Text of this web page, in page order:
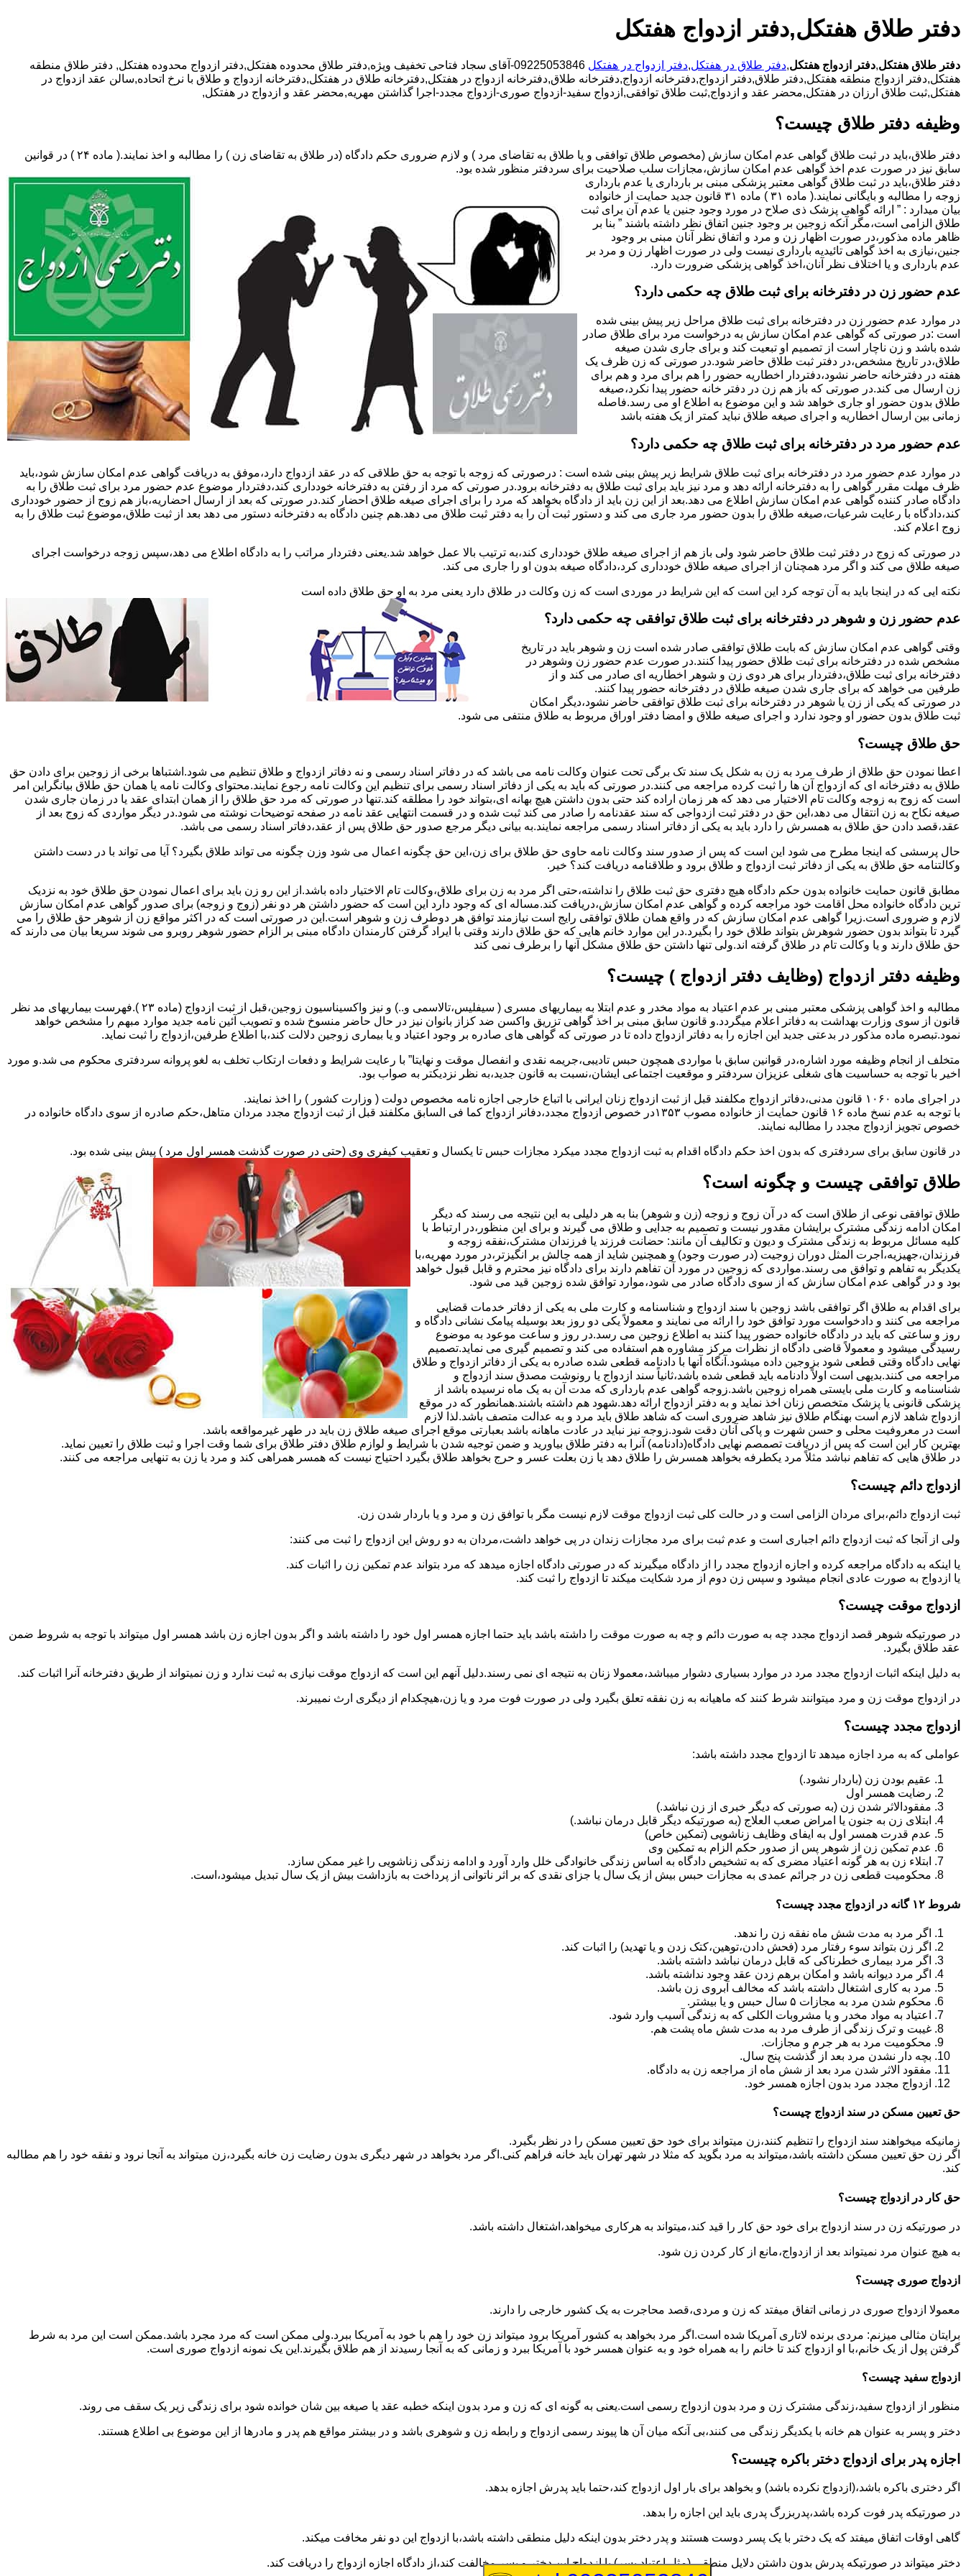
دفتر طلاق هفتکل,دفتر ازدواج هفتکل
دفتر طلاق هفتکل,دفتر ازدواج هفتکل,دفتر طلاق در هفتکل,دفتر ازدواج در هفتکل
دفتر طلاق منطقه
هفتکل,دفتر ازدواج منطقه هفتکل,دفتر طلاق,دفتر ازدواج,دفترخانه ازدواج,دفترخانه طلاق,دفترخانه ازدواج در هفتکل,دفترخانه طلاق در هفتکل,دفترخانه ازدواج و طلاق با نرخ اتحاده,سالن عقد ازدواج در
هفتکل,ثبت طلاق ارزان در هفتکل,محضر عقد و ازدواج,ثبت طلاق توافقی,ازدواج سفید-ازدواج صوری-ازدواج مجدد-اجرا گذاشتن مهریه,محضر عقد و ازدواج در هفتکل,
وظیفه دفتر طلاق چیست؟
دفتر طلاق،باید در ثبت طلاق گواهی عدم امکان سازش (مخصوص طلاق توافقی و یا طلاق به تقاضای مرد ) و لازم ضروری حکم دادگاه (در طلاق به تقاضای زن ) را مطالبه و اخذ نمایند.( ماده ۲۴ ) در قوانین
سابق نیز در صورت عدم اخذ گواهی عدم امکان سازش،مجازات سلب صلاحیت برای سردفتر منظور شده بود.
دفتر طلاق،باید در ثبت طلاق گواهی معتبر پزشکی مبنی بر بارداری یا عدم بارداری
زوجه را مطالبه و بایگانی نمایند.( ماده ۳۱ ) ماده ۳۱ قانون جدید حمایت از خانواده
بیان میدارد : ” ارائه گواهی پزشک ذی صلاح در مورد وجود جنین یا عدم آن برای ثبت
طلاق الزامی است،مگر آنکه زوجین بر وجود جنین اتفاق نظر داشته باشند ” بنا بر
ظاهر ماده مذکور،در صورت اظهار زن و مرد و اتفاق نظر آنان مبنی بر وجود
جنین،نیازی به اخذ گواهی تائیدیه بارداری نیست ولی در صورت اظهار زن و مرد بر
عدم بارداری و یا اختلاف نظر آنان،اخذ گواهی پزشکی ضرورت دارد.
عدم حضور زن در دفترخانه برای ثبت طلاق چه حکمی دارد؟
در موارد عدم حضور زن در دفترخانه برای ثبت طلاق مراحل زیر پیش بینی شده
است :در صورتی که گواهی عدم امکان سازش به درخواست مرد برای طلاق صادر
شده باشد و زن ناچار است از تصمیم او تبعیت کند و برای جاری شدن صیغه
طلاق،در تاریخ مشخص،در دفتر ثبت طلاق حاضر شود.در صورتی که زن ظرف یک
هفته در دفترخانه حاضر نشود،دفتردار اخطاریه حضور را هم برای مرد و هم برای
زن ارسال می کند.در صورتی که باز هم زن در دفتر خانه حضور پیدا نکرد،صیغه
طلاق بدون حضور او جاری خواهد شد و این موضوع به اطلاع او می رسد.فاصله
زمانی بین ارسال اخطاریه و اجرای صیغه طلاق نباید کمتر از یک هفته باشد
عدم حضور مرد در دفترخانه برای ثبت طلاق چه حکمی دارد؟
در موارد عدم حضور مرد در دفترخانه برای ثبت طلاق شرایط زیر پیش بینی شده است : درصورتی که زوجه با توجه به حق طلاقی که در عقد ازدواج دارد،موفق به دریافت گواهی عدم امکان سازش شود،باید
ظرف مهلت مقرر گواهی را به دفترخانه ارائه دهد و مرد نیز باید برای ثبت طلاق به دفترخانه برود.در صورتی که مرد از رفتن به دفترخانه خودداری کند،دفتردار موضوع عدم حضور مرد برای ثبت طلاق را به
دادگاه صادر کننده گواهی عدم امکان سازش اطلاع می دهد.بعد از این زن باید از دادگاه بخواهد که مرد را برای اجرای صیغه طلاق احضار کند.در صورتی که بعد از ارسال احضاریه،باز هم زوج از حضور خودداری
کند،دادگاه با رعایت شرعیات،صیغه طلاق را بدون حضور مرد جاری می کند و دستور ثبت آن را به دفتر ثبت طلاق می دهد.هم چنین دادگاه به دفترخانه دستور می دهد بعد از ثبت طلاق،موضوع ثبت طلاق را به
زوج اعلام کند.
در صورتی که زوج در دفتر ثبت طلاق حاضر شود ولی باز هم از اجرای صیغه طلاق خودداری کند،به ترتیب بالا عمل خواهد شد.یعنی دفتردار مراتب را به دادگاه اطلاع می دهد،سپس زوجه درخواست اجرای
صیغه طلاق می کند و اگر مرد همچنان از اجرای صیغه طلاق خودداری کرد،دادگاه صیغه بدون او را جاری می کند.
نکته ایی که در اینجا باید به آن توجه کرد این است که این شرایط در موردی است که زن وکالت در طلاق دارد یعنی مرد به او حق طلاق داده است
عدم حضور زن و شوهر در دفترخانه برای ثبت طلاق توافقی چه حکمی دارد؟
وقتی گواهی عدم امکان سازش که بابت طلاق توافقی صادر شده است زن و شوهر باید در تاریخ
مشخص شده در دفترخانه برای ثبت طلاق حضور پیدا کنند.در صورت عدم حضور زن وشوهر در
دفترخانه برای ثبت طلاق،دفتردار برای هر دوی زن و شوهر اخطاریه ای صادر می کند و از
طرفین می خواهد که برای جاری شدن صیغه طلاق در دفترخانه حضور پیدا کنند.
در صورتی که یکی از زن یا شوهر در دفترخانه برای ثبت طلاق توافقی حاضر نشود،دیگر امکان
ثبت طلاق بدون حضور او وجود ندارد و اجرای صیغه طلاق و امضا دفتر اوراق مربوط به طلاق منتفی می شود.
حق طلاق چیست؟
اعطا نمودن حق طلاق از طرف مرد به زن به شکل یک سند تک برگی تحت عنوان وکالت نامه می باشد که در دفاتر اسناد رسمی و نه دفاتر ازدواج و طلاق تنظیم می شود.اشتباها برخی از زوجین برای دادن حق
طلاق به دفترخانه ای که ازدواج آن ها را ثبت کرده مراجعه می کنند.در صورتی که باید به یکی از دفاتر اسناد رسمی برای تنظیم این وکالت نامه رجوع نمایند.محتوای وکالت نامه یا همان حق طلاق بیانگراین امر
است که زوج به زوجه وکالت تام الاختیار می دهد که هر زمان اراده کند حتی بدون داشتن هیچ بهانه ای،بتواند خود را مطلقه کند.تنها در صورتی که مرد حق طلاق را از همان ابتدای عقد یا در زمان جاری شدن
صیغه نکاح به زن انتقال می دهد،این حق در دفتر ثبت ازدواجی که سند عقدنامه را صادر می کند ثبت شده و در قسمت انتهایی عقد نامه در صفحه توضیحات نوشته می شود.در دیگر مواردی که زوج بعد از
عقد،قصد دادن حق طلاق به همسرش را دارد باید به یکی از دفاتر اسناد رسمی مراجعه نمایند.به بیانی دیگر مرجع صدور حق طلاق پس از عقد،دفاتر اسناد رسمی می باشد.
حال پرسشی که اینجا مطرح می شود این است که پس از صدور سند وکالت نامه حاوی حق طلاق برای زن،این حق چگونه اعمال می شود وزن چگونه می تواند طلاق بگیرد؟ آیا می تواند با در دست داشتن
وکالتنامه حق طلاق به یکی از دفاتر ثبت ازدواج و طلاق برود و طلاقنامه دریافت کند؟ خیر.
مطابق قانون حمایت خانواده بدون حکم دادگاه هیچ دفتری حق ثبت طلاق را نداشته،حتی اگر مرد به زن برای طلاق،وکالت تام الاختیار داده باشد.از این رو زن باید برای اعمال نمودن حق طلاق خود به نزدیک
ترین دادگاه خانواده محل اقامت خود مراجعه کرده و گواهی عدم امکان سازش،دریافت کند.مساله ای که وجود دارد این است که حضور داشتن هر دو نفر (زوج و زوجه) برای صدور گواهی عدم امکان سازش
لازم و ضروری است.زیرا گواهی عدم امکان سازش که در واقع همان طلاق توافقی رایج است نیازمند توافق هر دوطرف زن و شوهر است.این در صورتی است که در اکثر مواقع زن از شوهر حق طلاق را می
گیرد تا بتواند بدون حضور شوهرش بتواند طلاق خود را بگیرد.در این موارد خانم هایی که حق طلاق دارند وقتی با ایراد گرفتن کارمندان دادگاه مبنی بر الزام حضور شوهر روبرو می شوند سریعا بیان می دارند که
حق طلاق دارند و یا وکالت تام در طلاق گرفته اند.ولی تنها داشتن حق طلاق مشکل آنها را برطرف نمی کند
وظیفه دفتر ازدواج (وظایف دفتر ازدواج ) چیست؟
مطالبه و اخذ گواهی پزشکی معتبر مبنی بر عدم اعتیاد به مواد مخدر و عدم ابتلا به بیماریهای مسری ( سیفلیس،تالاسمی و..) و نیز واکسیناسیون زوجین،قبل از ثبت ازدواج (ماده ۲۳ ).فهرست بیماریهای مد نظر
قانون از سوی وزارت بهداشت به دفاتر اعلام میگردد.و قانون سابق مبنی بر اخذ گواهی تزریق واکسن ضد کزاز بانوان نیز در حال حاضر منسوخ شده و تصویب آئین نامه جدید موارد مبهم را مشخص خواهد
نمود.تبصره ماده مذکور در بدعتی جدید این اجازه را به دفاتر ازدواج داده تا در صورتی که گواهی های صادره بر وجود اعتیاد و یا بیماری زوجین دلالت کند،با اطلاع طرفین،ازدواج را ثبت نماید.
متخلف از انجام وظیفه مورد اشاره،در قوانین سابق با مواردی همچون حبس تادیبی،جریمه نقدی و انفصال موقت و نهایتا” با رعایت شرایط و دفعات ارتکاب تخلف به لغو پروانه سردفتری محکوم می شد.و مورد
اخیر با توجه به حساسیت های شغلی عزیزان سردفتر و موقعیت اجتماعی ایشان،نسبت به قانون جدید،به نظر نزدیکتر به صواب بود.
در اجرای ماده ۱۰۶۰ قانون مدنی،دفاتر ازدواج مکلفند قبل از ثبت ازدواج زنان ایرانی با اتباع خارجی اجازه نامه مخصوص دولت ( وزارت کشور ) را اخذ نمایند.
با توجه به عدم نسخ ماده ۱۶ قانون حمایت از خانواده مصوب ۱۳۵۳در خصوص ازدواج مجدد،دفانر ازدواج کما فی السابق مکلفند قبل از ثبت ازدواج مجدد مردان متاهل،حکم صادره از سوی دادگاه خانواده در
خصوص تجویز ازدواج مجدد را مطالبه نمایند.
در قانون سابق برای سردفتری که بدون اخذ حکم دادگاه اقدام به ثبت ازدواج مجدد میکرد مجازات حبس تا یکسال و تعقیب کیفری وی (حتی در صورت گذشت همسر اول مرد ) پیش بینی شده بود.
طلاق توافقی چیست و چگونه است؟
طلاق توافقی نوعی از طلاق است که در آن زوج و زوجه (زن و شوهر) بنا به هر دلیلی به این نتیجه می رسند که دیگر
امکان ادامه زندگی مشترک برایشان مقدور نیست و تصمیم به جدایی و طلاق می گیرند و برای این منظور،در ارتباط با
کلیه مسائل مربوط به زندگی مشترک و دیون و تکالیف آن مانند: حضانت فرزند یا فرزندان مشترک،نفقه زوجه و
فرزندان،جهیزیه،اجرت المثل دوران زوجیت (در صورت وجود) و همچنین شاید از همه چالش بر انگیزتر،در مورد مهریه،با
یکدیگر به تفاهم و توافق می رسند.مواردی که زوجین در مورد آن تفاهم دارند برای دادگاه نیز محترم و قابل قبول خواهد
بود و در گواهی عدم امکان سازش که از سوی دادگاه صادر می شود،موارد توافق شده زوجین قید می شود.
برای اقدام به طلاق اگر توافقی باشد زوجین با سند ازدواج و شناسنامه و کارت ملی به یکی از دفاتر خدمات قضایی
مراجعه می کنند و دادخواست مورد توافق خود را ارائه می نمایند و معمولاً یکی دو روز بعد بوسیله پیامک نشانی دادگاه و
روز و ساعتی که باید در دادگاه خانواده حضور پیدا کنند به اطلاع زوجین می رسد.در روز و ساعت موعود به موضوع
رسیدگی میشود و معمولاً قاضی دادگاه از نظرات مرکز مشاوره هم استفاده می کند و تصمیم گیری می نماید.تصمیم
نهایی دادگاه وقتی قطعی شود بزوجین داده میشود.آنگاه آنها با دادنامه قطعی شده صادره به یکی از دفاتر ازدواج و طلاق
مراجعه می کنند.بدیهی است اولاً دادنامه باید قطعی شده باشد،ثانیاً سند ازدواج یا رونوشت مصدق سند ازدواج و
شناسنامه و کارت ملی بایستی همراه زوجین باشد.زوجه گواهی عدم بارداری که مدت آن به یک ماه نرسیده باشد از
پزشکی قانونی یا پزشک متخصص زنان اخذ نماید و به دفتر ازدواج ارائه دهد.شهود هم داشته باشند.همانطور که در موقع
ازدواج شاهد لازم است بهنگام طلاق نیز شاهد ضروری است که شاهد طلاق باید مرد و به عدالت متصف باشد.لذا لازم
است در معروفیت محلی و حسن شهرت و پاکی آنان دقت شود.زوجه نیز نباید در عادت ماهانه باشد بعبارتی موقع اجرای صیغه طلاق زن باید در طهر غیرمواقعه باشد.
بهترین کار این است که پس از دریافت تصمصم نهایی دادگاه(دادنامه) آنرا به دفتر طلاق بیاورید و ضمن توجیه شدن با شرایط و لوازم طلاق دفتر طلاق برای شما وقت اجرا و ثبت طلاق را تعیین نماید.
در طلاق هایی که تفاهم نباشد مثلاً مرد یکطرفه بخواهد همسرش را طلاق دهد یا زن بعلت عسر و حرج بخواهد طلاق بگیرد احتیاج نیست که همسر همراهی کند و مرد یا زن به تنهایی مراجعه می کنند.
ازدواج دائم چیست؟
ثبت ازدواج دائم،برای مردان الزامی است و در حالت کلی ثبت ازدواج موقت لازم نیست مگر با توافق زن و مرد و یا باردار شدن زن.
ولی از آنجا که ثبت ازدواج دائم اجباری است و عدم ثبت برای مرد مجازات زندان در پی خواهد داشت،مردان به دو روش این ازدواج را ثبت می کنند:
یا اینکه به دادگاه مراجعه کرده و اجازه ازدواج مجدد را از دادگاه میگیرند که در صورتی دادگاه اجازه میدهد که مرد بتواند عدم تمکین زن را اثبات کند.
یا ازدواج به صورت عادی انجام میشود و سپس زن دوم از مرد شکایت میکند تا ازدواج را ثبت کند.
ازدواج موقت چیست؟
در صورتیکه شوهر قصد ازدواج مجدد چه به صورت دائم و چه به صورت موقت را داشته باشد باید حتما اجازه همسر اول خود را داشته باشد و اگر بدون اجازه زن باشد همسر اول میتواند با توجه به شروط ضمن
عقد طلاق بگیرد.
به دلیل اینکه اثبات ازدواج مجدد مرد در موارد بسیاری دشوار میباشد،معمولا زنان به نتیجه ای نمی رسند.دلیل آنهم این است که ازدواج موقت نیازی به ثبت ندارد و زن نمیتواند از طریق دفترخانه آنرا اثبات کند.
در ازدواج موقت زن و مرد میتوانند شرط کنند که ماهیانه به زن نفقه تعلق بگیرد ولی در صورت فوت مرد و یا زن،هیچکدام از دیگری ارث نمیبرند.
ازدواج مجدد چیست؟
عواملی که به مرد اجازه میدهد تا ازدواج مجدد داشته باشد:
عقیم بودن زن (باردار نشود.)
رضایت همسر اول
مفقودالاثر شدن زن (به صورتی که دیگر خبری از زن نباشد.)
ابتلای زن به جنون یا امراض صعب العلاج (به صورتیکه دیگر قابل درمان نباشد.)
عدم قدرت همسر اول به ایفای وظایف زناشویی (تمکین خاص)
عدم تمکین زن از شوهر پس از صدور حکم الزام به تمکین وی
ابتلاء زن به هر گونه اعتیاد مضری که به تشخیص دادگاه به اساس زندگی خانوادگی خلل وارد آورد و ادامه زندگی زناشویی را غیر ممکن سازد.
محکومیت قطعی زن در جرائم عمدی به مجازات حبس بیش از یک سال یا جزای نقدی که بر اثر ناتوانی از پرداخت به بازداشت بیش از یک سال تبدیل می‎شود،است.
شروط ۱۲ گانه در ازدواج مجدد چیست؟
اگر مرد به مدت شش ماه نفقه زن را ندهد.
اگر زن بتواند سوء رفتار مرد (فحش دادن،توهین،کتک زدن و یا تهدید) را اثبات کند.
اگر مرد بیماری خطرناکی که قابل درمان نباشد داشته باشد.
اگر مرد دیوانه باشد و امکان برهم زدن عقد وجود نداشته باشد.
مرد به کاری اشتغال داشته باشد که مخالف آبروی زن باشد.
محکوم شدن مرد به مجازات ۵ سال حبس و یا بیشتر.
اعتیاد به مواد مخدر و یا مشروبات الکلی که به زندگی آسیب وارد شود.
غیبت و ترک زندگی از طرف مرد به مدت شش ماه پشت هم.
محکومیت مرد به هر جرم و مجازات.
بچه دار نشدن مرد بعد از گذشت پنج سال.
مفقود الاثر شدن مرد بعد از شش ماه از مراجعه زن به دادگاه.
ازدواج مجدد مرد بدون اجازه همسر خود.
حق تعیین مسکن در سند ازدواج چیست؟
زمانیکه میخواهند سند ازدواج را تنظیم کنند،زن میتواند برای خود حق تعیین مسکن را در نظر بگیرد.
اگر زن حق تعیین مسکن داشته باشد،میتواند به مرد بگوید که مثلا در شهر تهران باید خانه فراهم کنی.اگر مرد بخواهد در شهر دیگری بدون رضایت زن خانه بگیرد،زن میتواند به آنجا نرود و نفقه خود را هم مطالبه
کند.
حق کار در ازدواج چیست؟
در صورتیکه زن در سند ازدواج برای خود حق کار را قید کند،میتواند به هرکاری میخواهد،اشتغال داشته باشد.
به هیچ عنوان مرد نمیتواند بعد از ازدواج،مانع از کار کردن زن شود.
ازدواج صوری چیست؟
معمولا ازدواج صوری در زمانی اتفاق میفتد که زن و مردی،قصد محاجرت به یک کشور خارجی را دارند.
برایتان مثالی میزنم: مردی برنده لاتاری آمریکا شده است.اگر مرد بخواهد به کشور آمریکا برود میتواند زن خود را هم با خود به آمریکا ببرد.ولی ممکن است که مرد مجرد باشد.ممکن است این مرد به شرط
گرفتن پول از یک خانم،با او ازدواج کند تا خانم را به همراه خود و به عنوان همسر خود با آمریکا ببرد و زمانی که به آنجا رسیدند از هم طلاق بگیرند.این یک نمونه ازدواج صوری است.
ازدواج سفید چیست؟
منظور از ازدواج سفید،زندگی مشترک زن و مرد بدون ازدواج رسمی است.یعنی به گونه ای که زن و مرد بدون اینکه خطبه عقد یا صیغه بین شان خوانده شود برای زندگی زیر یک سقف می روند.
دختر و پسر به عنوان هم خانه با یکدیگر زندگی می کنند،بی آنکه میان آن ها پیوند رسمی ازدواج و رابطه زن و شوهری باشد و در بیشتر مواقع هم پدر و مادرها از این موضوع بی اطلاع هستند.
اجازه پدر برای ازدواج دختر باکره چیست؟
اگر دختری باکره باشد،(ازدواج نکرده باشد) و بخواهد برای بار اول ازدواج کند،حتما باید پدرش اجازه بدهد.
در صورتیکه پدر فوت کرده باشد،پدربزرگ پدری باید این اجازه را بدهد.
گاهی اوقات اتفاق میفتد که یک دختر با یک پسر دوست هستند و پدر دختر بدون اینکه دلیل منطقی داشته باشد،با ازدواج این دو نفر مخافت میکند.
دختر میتواند در صورتیکه پدرش بدون داشتن دلایل منطقی (مثل اعتیاد پسر) با ازدواج این دختر و پسر مخالفت کند،از دادگاه اجازه ازدواج را دریافت کند.